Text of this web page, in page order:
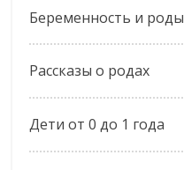
Беременность и роды
Рассказы о родах
Дети от 0 до 1 года